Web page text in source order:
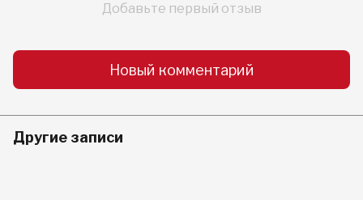
Добавьте первый отзыв
Новый комментарий
Другие записи